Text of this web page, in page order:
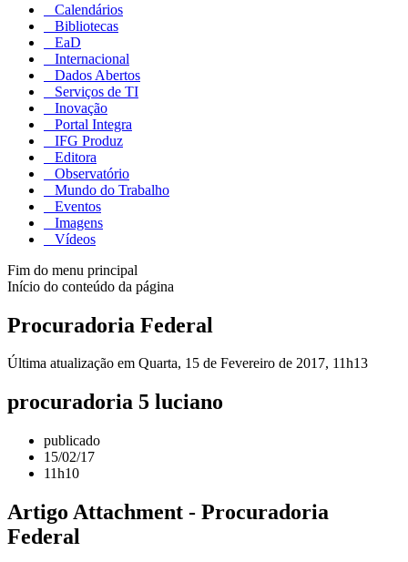
Calendários
Bibliotecas
EaD
Internacional
Dados Abertos
Serviços de TI
Inovação
Portal Integra
IFG Produz
Editora
Observatório
Mundo do Trabalho
Eventos
Imagens
Vídeos
Fim do menu principal
Início do conteúdo da página
Procuradoria Federal
Última atualização em Quarta, 15 de Fevereiro de 2017, 11h13
procuradoria 5 luciano
publicado
15/02/17
11h10
Artigo Attachment - Procuradoria
Federal